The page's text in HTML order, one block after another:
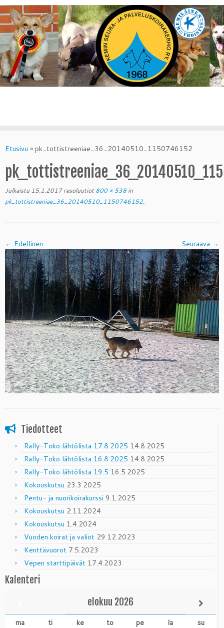
toEtusivu » pk_tottistreeniae_36_20140510_1150746152
Julkaistu 15.1.2017resoluutiot800 × 538 in
pk_tottistreeniae_36_20140510_1150746152.
← Edellinen Seuraava →
Tiedotteet
Rally-Toko lähtölista 17.8.2025 14.8.2025
Rally-Toko lähtölista 16.8.2025 14.8.2025
Rally-Toko lähtölista 19.5 16.5.2025
Kokouskutsu 23.3.2025
Pentu- ja nuorikoirakurssi 9.1.2025
Kokouskutsu 2.11.2024
Kokouskutsu 1.4.2024
Vuoden koirat ja valiot 29.12.2023
Kenttävuorot 7.5.2023
Vepen starttipäivät 17.4.2023
Kalenteri
elokuu 2026
ma ti ke to pe la
su